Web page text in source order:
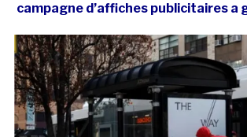
campagne d’affiches publicitaires a